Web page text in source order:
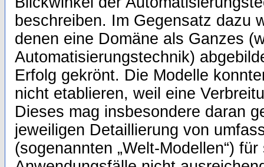
beschreiben. Im Gegensatz dazu
denen eine Domäne als Ganzes
Automatisierungstechnik)
Erfolg gekrönt. Die Modelle
nicht etablieren, weil eine
Dieses mag insbesondere daran
jeweiligen Detaillierung von
(sogenannten „Welt-Modellen“)